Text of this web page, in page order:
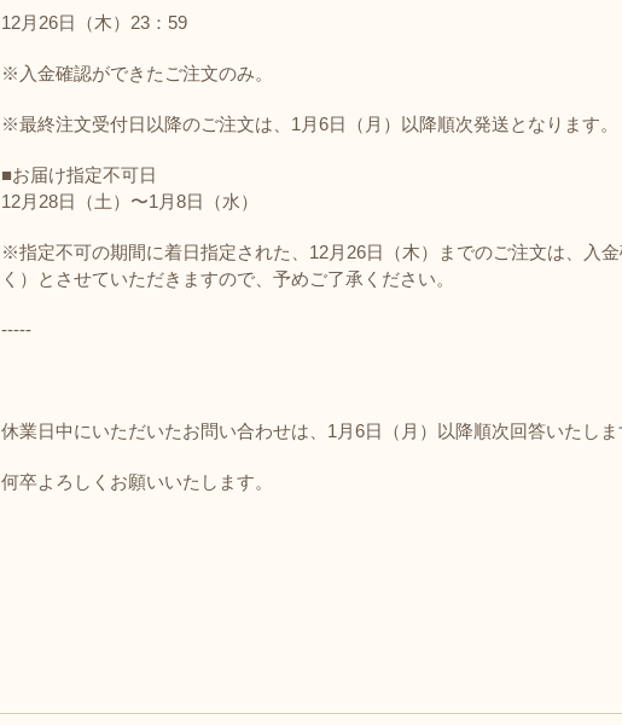
12月26日（木）23：59
※入金確認ができたご注文のみ。
※最終注文受付日以降のご注文は、1月6日（月）以降順次発送となります。
■お届け指定不可日
12月28日（土）〜1月8日（水）
※指定不可の期間に着日指定された、12月26日（木）までのご注文は、入
く）とさせていただきますので、予めご了承ください。
-----
休業日中にいただいたお問い合わせは、1月6日（月）以降順次回答いたしま
何卒よろしくお願いいたします。